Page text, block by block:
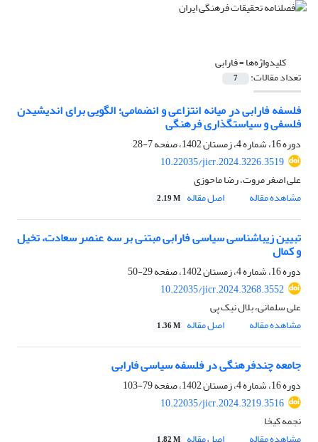
کلیدواژه‌ها =فارابی
تعداد مقالات: 7
فلسفه فارابی در میانه انتزاعی و انضمامی؛ الگویی برای اندیشیدن
فلسفی و سیاستگذاری فرهنگی
دوره 16، شماره 4، زمستان 1402، صفحه
7-28
10.22035/jicr.2024.3226.3519
علی اصغر مروت، رضا ماحوزی
مشاهده مقاله
اصل مقاله 2.19 M
تبیین زیباشناسی سیاسی فارابی مبتنی بر سه عنصر سعادت، تخیل
و کمال
دوره 16، شماره 4، زمستان 1402، صفحه
29-50
10.22035/jicr.2024.3268.3552
علی سلمانی، بلال نیک پی
مشاهده مقاله
اصل مقاله 1.36 M
جامعه‌ چندفرهنگی در فلسفه سیاسی فارابی
دوره 16، شماره 4، زمستان 1402، صفحه
79-103
10.22035/jicr.2024.3219.3516
نجمه کیخا